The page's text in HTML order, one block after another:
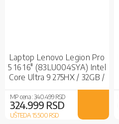
Laptop Lenovo Legion Pro
5 16 16" (83LU004SYA) Intel
Core Ultra 9 275HX / 32GB /
Ti
MP cena :340.499 RSD
324.999 RSD
UŠTEDA 15.500RSD